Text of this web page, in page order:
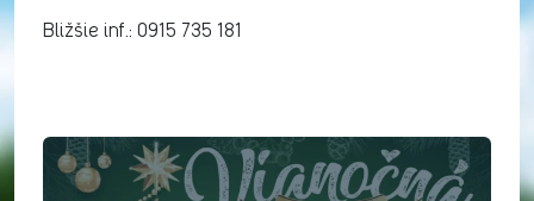
Bližšie inf.: 0915 735 181